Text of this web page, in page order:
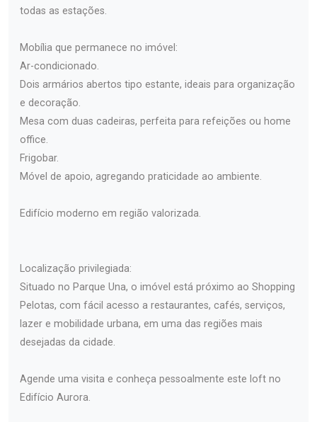
todas as estações.
Mobília que permanece no imóvel:
Ar-condicionado.
Dois armários abertos tipo estante, ideais para organização
e decoração.
Mesa com duas cadeiras, perfeita para refeições ou home
office.
Frigobar.
Móvel de apoio, agregando praticidade ao ambiente.
Edifício moderno em região valorizada.
Localização privilegiada:
Situado no Parque Una, o imóvel está próximo ao Shopping
Pelotas, com fácil acesso a restaurantes, cafés, serviços,
lazer e mobilidade urbana, em uma das regiões mais
desejadas da cidade.
Agende uma visita e conheça pessoalmente este loft no
Edifício Aurora.